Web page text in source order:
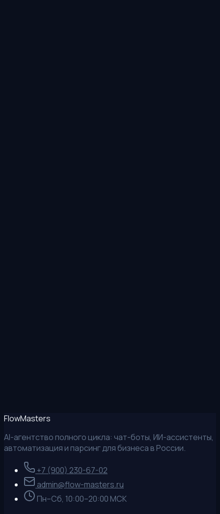
FlowMasters
AI-агентство полного цикла: чат-боты, ИИ-ассистенты,
автоматизация и парсинг для бизнеса в России.
+7 (900) 230-67-02
admin@flow-masters.ru
Пн–Сб, 10:00–20:00 МСК